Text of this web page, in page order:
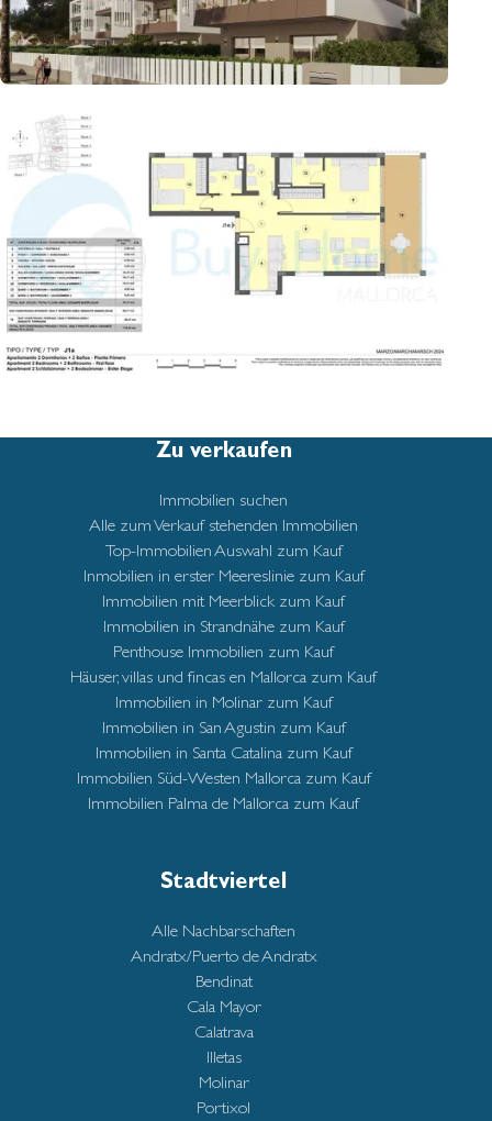
Zu verkaufen
Immobilien suchen
Alle zum Verkauf stehenden Immobilien
Top-Immobilien Auswahl zum Kauf
Inmobilien in erster Meereslinie zum Kauf
Immobilien mit Meerblick zum Kauf
Immobilien in Strandnähe zum Kauf
Penthouse Immobilien zum Kauf
Häuser, villas und fincas en Mallorca zum Kauf
Immobilien in Molinar zum Kauf
Immobilien in San Agustin zum Kauf
Immobilien in Santa Catalina zum Kauf
Immobilien Süd-Westen Mallorca zum Kauf
Immobilien Palma de Mallorca zum Kauf
Stadtviertel
Alle Nachbarschaften
Andratx/Puerto de Andratx
Bendinat
Cala Mayor
Calatrava
Illetas
Molinar
Portixol